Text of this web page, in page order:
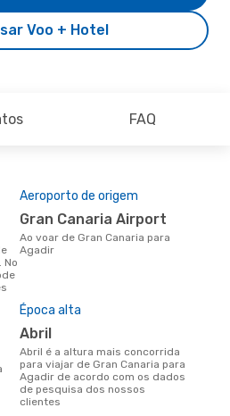
Voo + Hotel
FAQ
No
Aeroporto de origem
Gran Canaria Airport
Ao voar de Gran Canaria para
Agadir
Época alta
abril
abril é a altura mais concorrida
para viajar de Gran Canaria para
Agadir de acordo com os dados
de pesquisa dos nossos
clientes